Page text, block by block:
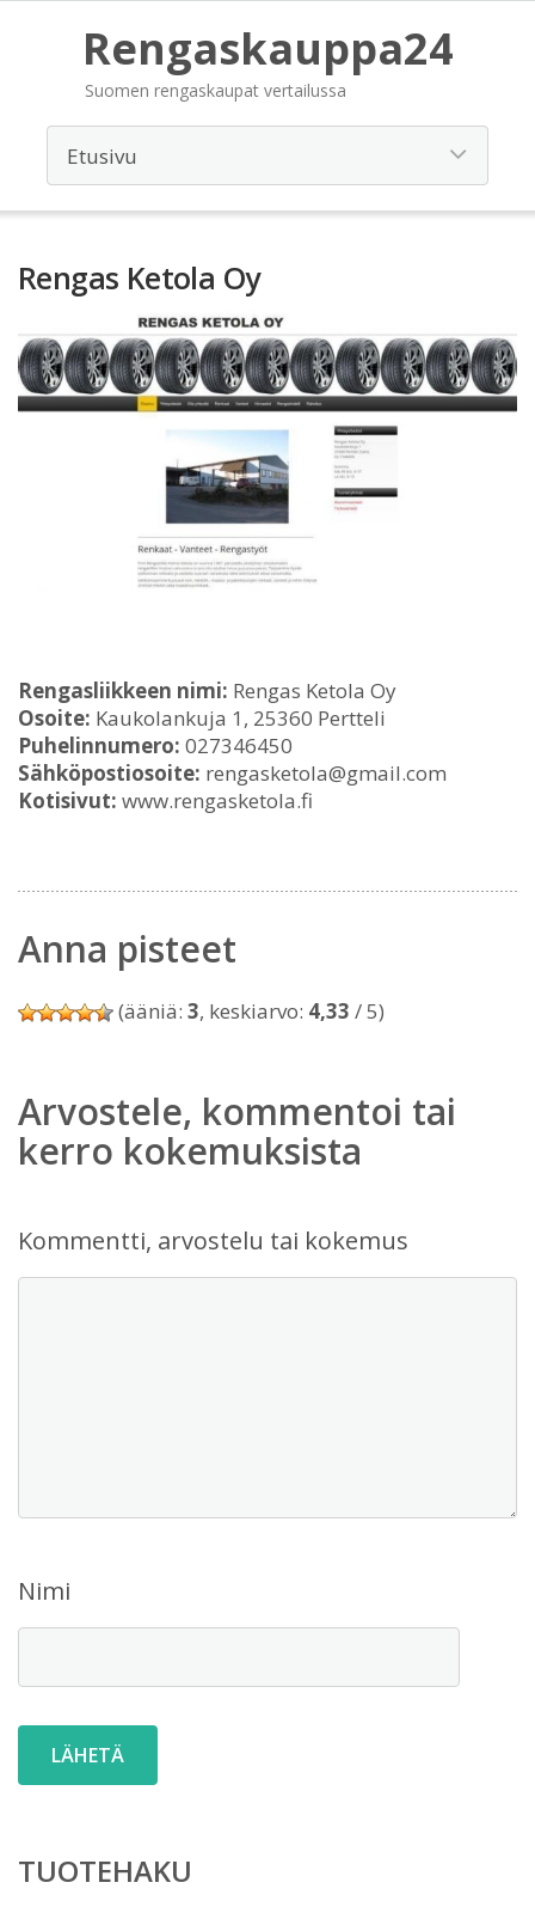
Rengaskauppa24
Suomen rengaskaupat vertailussa
Rengas Ketola Oy
Rengasliikkeen nimi: Rengas Ketola Oy
Osoite: Kaukolankuja 1, 25360 Pertteli
Puhelinnumero: 027346450
Sähköpostiosoite: rengasketola@gmail.com
Kotisivut: www.rengasketola.fi
Anna pisteet
(ääniä: 3, keskiarvo: 4,33 / 5)
Arvostele, kommentoi tai
kerro kokemuksista
Kommentti, arvostelu tai kokemus
Nimi
TUOTEHAKU